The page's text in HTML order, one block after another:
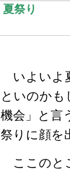
夏祭り
いよいよ
といのかも
機会」と言
祭りに顔を
ここのと